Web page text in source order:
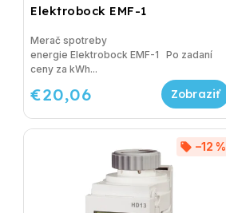
Elektrobock EMF-1
€20,06
Merač spotreby
energie Elektrobock EMF-1 Po zadaní
ceny za kWh...
–12 %